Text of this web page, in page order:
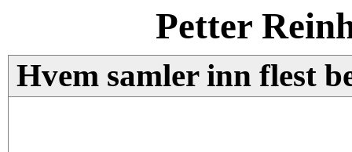
Petter
Hvem samler inn flest